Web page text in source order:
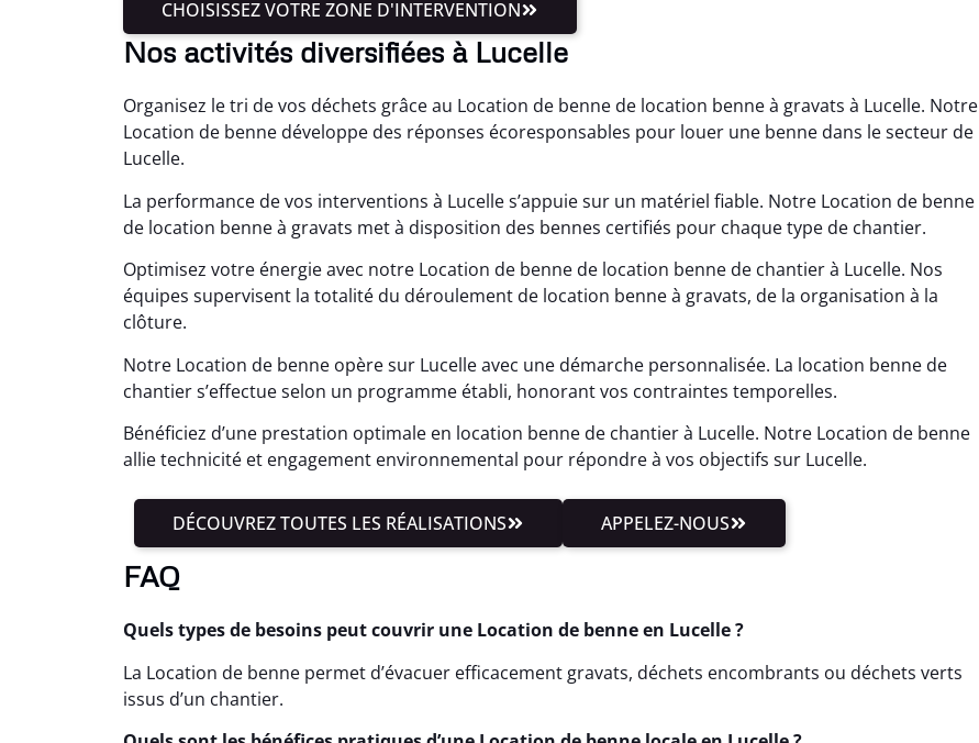
CHOISISSEZ VOTRE ZONE D'INTERVENTION
Nos activités diversifiées à Lucelle
Organisez le tri de vos déchets grâce au Location de benne de location benne à gravats à Lucelle. Notre
Location de benne développe des réponses écoresponsables pour louer une benne dans le secteur de
Lucelle.
La performance de vos interventions à Lucelle s’appuie sur un matériel fiable. Notre Location de benne
de location benne à gravats met à disposition des bennes certifiés pour chaque type de chantier.
Optimisez votre énergie avec notre Location de benne de location benne de chantier à Lucelle. Nos
équipes supervisent la totalité du déroulement de location benne à gravats, de la organisation à la
clôture.
Notre Location de benne opère sur Lucelle avec une démarche personnalisée. La location benne de
chantier s’effectue selon un programme établi, honorant vos contraintes temporelles.
Bénéficiez d’une prestation optimale en location benne de chantier à Lucelle. Notre Location de benne
allie technicité et engagement environnemental pour répondre à vos objectifs sur Lucelle.
DÉCOUVREZ TOUTES LES RÉALISATIONS APPELEZ-NOUS
FAQ
Quels types de besoins peut couvrir une Location de benne en Lucelle ?
La Location de benne permet d’évacuer efficacement gravats, déchets encombrants ou déchets verts
issus d’un chantier.